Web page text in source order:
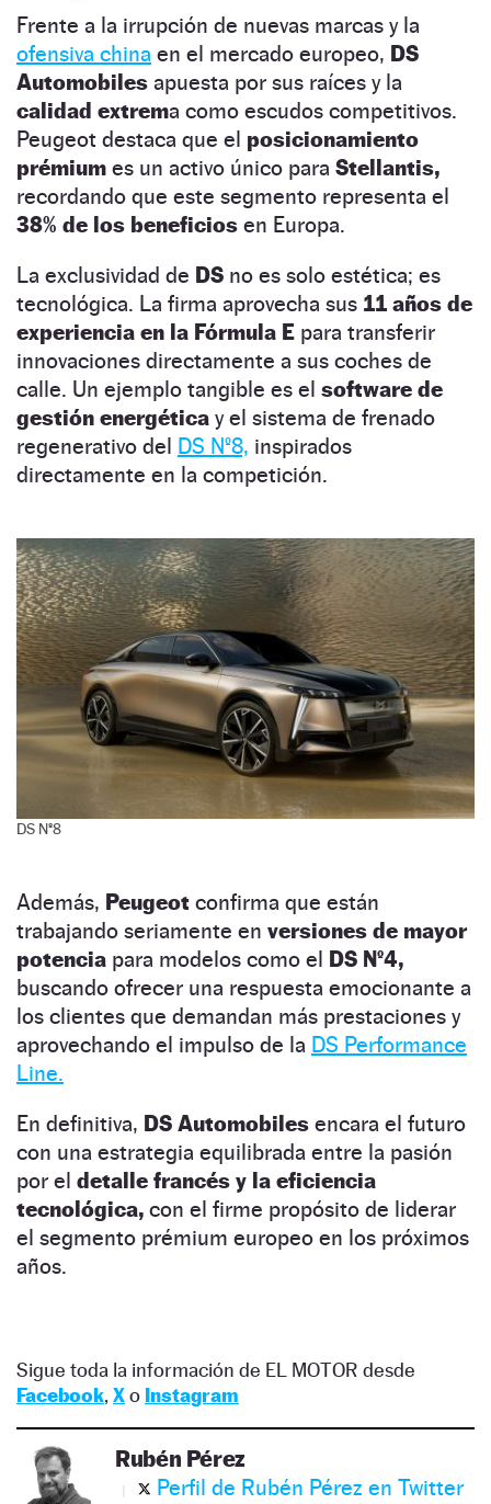
Frente a la irrupción de nuevas marcas y la
ofensiva china en el mercado europeo, DS
Automobiles apuesta por sus raíces y la
calidad extrema como escudos competitivos.
Peugeot destaca que el posicionamiento
prémium es un activo único para Stellantis,
recordando que este segmento representa el
38% de los beneficios en Europa.
La exclusividad de DS no es solo estética; es
tecnológica. La firma aprovecha sus 11 años de
experiencia en la Fórmula E para transferir
innovaciones directamente a sus coches de
calle. Un ejemplo tangible es el software de
gestión energética y el sistema de frenado
regenerativo del DS Nº8, inspirados
directamente en la competición.
DS Nº8
Además, Peugeot confirma que están
trabajando seriamente en versiones de mayor
potencia para modelos como el DS Nº4,
buscando ofrecer una respuesta emocionante a
los clientes que demandan más prestaciones y
aprovechando el impulso de la DS Performance
Line.
En definitiva, DS Automobiles encara el futuro
con una estrategia equilibrada entre la pasión
por el detalle francés y la eficiencia
tecnológica, con el firme propósito de liderar
el segmento prémium europeo en los próximos
años.
Sigue toda la información de EL MOTOR desde
Facebook, Xo Instagram
Rubén Pérez
Perfil de Rubén Pérez en Twitter